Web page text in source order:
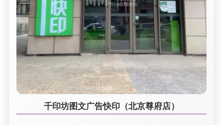
千印坊图文广告快印（北京尊府店）